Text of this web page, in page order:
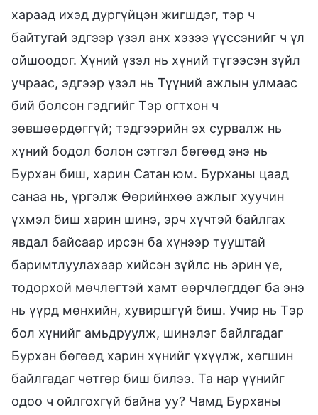
хараад ихэд дургүйцэн жигшдэг, тэр ч
байтугай эдгээр үзэл анх хэзээ үүссэнийг ч үл
ойшоодог. Хүний үзэл нь хүний түгээсэн зүйл
учраас, эдгээр үзэл нь Түүний ажлын улмаас
бий болсон гэдгийг Тэр огтхон ч
зөвшөөрдөггүй; тэдгээрийн эх сурвалж нь
хүний бодол болон сэтгэл бөгөөд энэ нь
Бурхан биш, харин Сатан юм. Бурханы цаад
санаа нь, үргэлж Өөрийнхөө ажлыг хуучин
үхмэл биш харин шинэ, эрч хүчтэй байлгах
явдал байсаар ирсэн ба хүнээр тууштай
баримтлуулахаар хийсэн зүйлс нь эрин үе,
тодорхой мөчлөгтэй хамт өөрчлөгддөг ба энэ
нь үүрд мөнхийн, хувиршгүй биш. Учир нь Тэр
бол хүнийг амьдруулж, шинэлэг байлгадаг
Бурхан бөгөөд харин хүнийг үхүүлж, хөгшин
байлгадаг чөтгөр биш билээ. Та нар үүнийг
одоо ч ойлгохгүй байна уу? Чамд Бурханы